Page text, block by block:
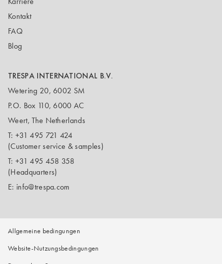
Kontakt
FAQ
Blog
TRESPA INTERNATIONAL B.V.
Wetering 20, 6002 SM
P.O. Box 110, 6000 AC
Weert, The Netherlands
T: +31 495 721 424
(Customer service & samples)
T: +31 495 458 358
(Headquarters)
E: info@trespa.com
Allgemeine bedingungen
Website-Nutzungsbedingungen